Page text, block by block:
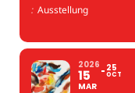
: Ausstellung
2026
15
MAR
25
OCT